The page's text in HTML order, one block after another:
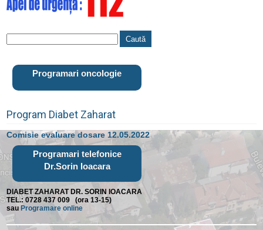
Programari oncologie
Program Diabet Zaharat
Comisie evaluare dosare 12.05.2022
Programari telefonice
Dr.Sorin Ioacara
DIABET ZAHARAT DR. SORIN IOACARA
TEL.: 0728 437 009 (ora 13-15)
sau Programare online